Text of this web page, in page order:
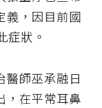
義，因目前國
症狀。
醫師巫承融日
，在平常耳鼻